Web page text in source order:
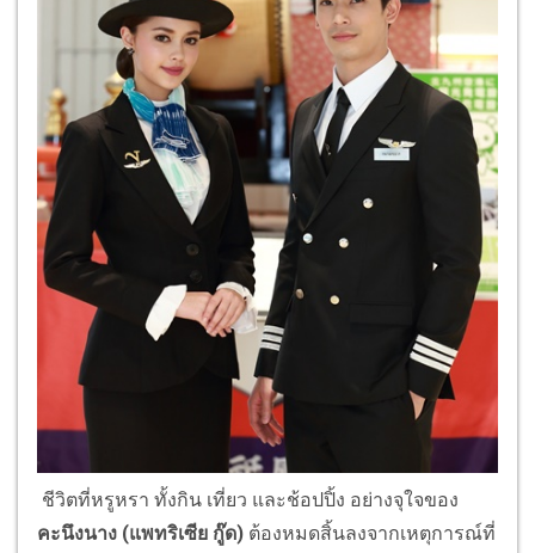
ชีวิตที่หรูหรา ทั้งกิน เที่ยว และช้อปปิ้ง อย่างจุใจของ
คะนึงนาง (แพทริเซีย กู๊ด) ต้องหมดสิ้นลงจากเหตุการณ์ที่